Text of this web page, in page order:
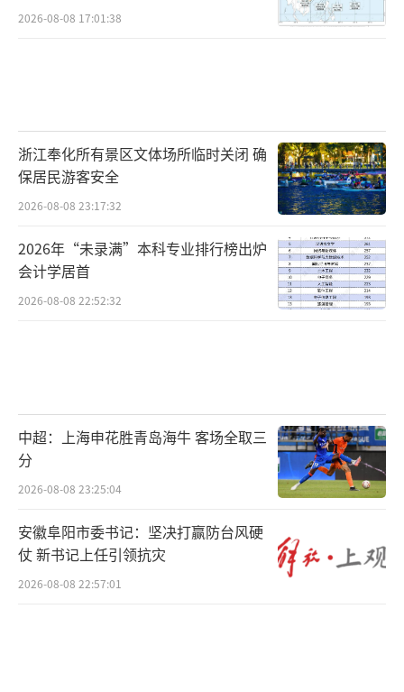
2026-08-08 17:01:38
浙江奉化所有景区文体场所临时关闭 确
保居民游客安全
2026-08-08 23:17:32
2026年“未录满”本科专业排行榜出炉
会计学居首
2026-08-08 22:52:32
中超：上海申花胜青岛海牛 客场全取三
分
2026-08-08 23:25:04
安徽阜阳市委书记：坚决打赢防台风硬
仗 新书记上任引领抗灾
2026-08-08 22:57:01